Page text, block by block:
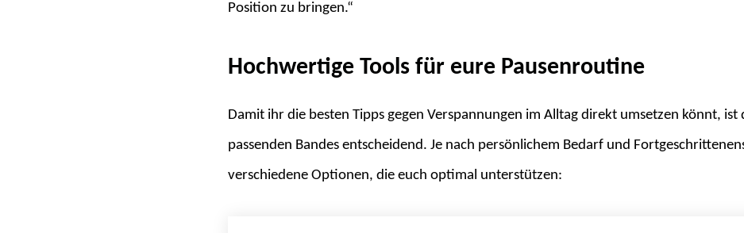
Position zu bringen.“
Hochwertige Tools für eure Pausenroutine
Damit ihr die besten Tipps gegen Verspannungen im Alltag direkt umsetzen könnt, ist
passenden Bandes entscheidend. Je nach persönlichem Bedarf und
verschiedene Optionen, die euch optimal unterstützen: